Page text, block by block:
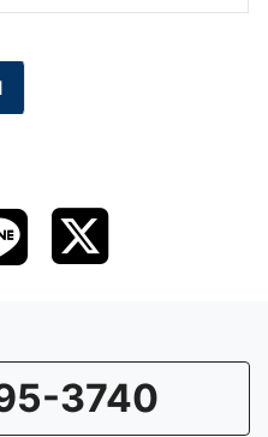
3740